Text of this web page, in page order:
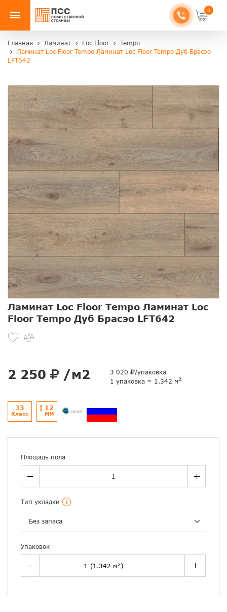
0
Главная Ламинат Loc Floor
Tempo
Ламинат Loc Floor Tempo Ламинат Loc Floor Tempo Дуб Брасэо
LFT642
Ламинат Loc Floor Tempo Ламинат Loc
Floor Tempo Дуб Брасэо LFT642
2 250 /м2 3 020
/упаковка
1 упаковка = 1.342 м2
33
Класс
12
ММ
Площадь пола
Тип укладки i
Без запаса
Упаковок